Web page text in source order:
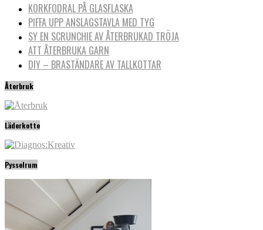
KORKFODRAL PÅ GLASFLASKA
PIFFA UPP ANSLAGSTAVLA MED TYG
SY EN SCRUNCHIE AV ÅTERBRUKAD TRÖJA
ATT ÅTERBRUKA GARN
DIY – BRASTÄNDARE AV TALLKOTTAR
Återbruk
Läderkotte
Pysselrum